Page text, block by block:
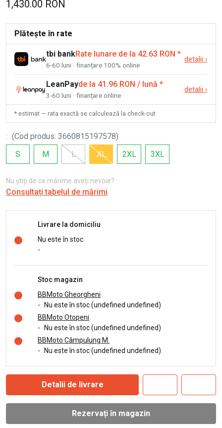
1,430.00 RON
Plătește în rate
tbi bankRate lunare de la 42.63 RON *
6-60 luni · finanțare 100% online
detalii ›
LeanPayde la 41.96 RON / lună *
3-60 luni · finanțare online
detalii ›
* estimat — rata exactă se calculează la check-out
: (Cod produs: 3660815197578)
S
M L XL 2XL 3XL
Nu știți de ce mărime aveți nevoie?
Consultați tabelul de mărimi
Livrare la domiciliu
Nu este în stoc
-
Stoc magazin
BBMoto Gheorgheni
-
Nu este în stoc (undefined undefined)
BBMoto Otopeni
-
Nu este în stoc (undefined undefined)
BBMoto Câmpulung M.
-
Nu este în stoc (undefined undefined)
Detalii de livrare
Rezervați în magazin